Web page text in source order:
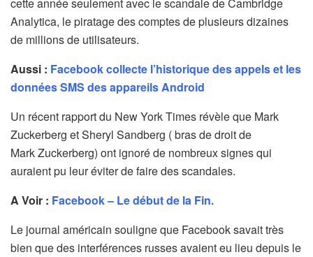
cette année seulement avec le scandale de Cambridge
Analytica, le piratage des comptes de plusieurs dizaines
de millions de utilisateurs.
Aussi : Facebook collecte l’historique des appels et les
données SMS des appareils Android
Un récent rapport du New York Times révèle que Mark
Zuckerberg et Sheryl Sandberg ( bras de droit de
Mark Zuckerberg) ont ignoré de nombreux signes qui
auraient pu leur éviter de faire des scandales.
A Voir : Facebook – Le début de la Fin.
Le journal américain souligne que Facebook savait très
bien que des interférences russes avaient eu lieu depuis le